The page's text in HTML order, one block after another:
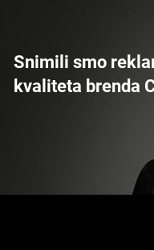
Snimili smo
kvaliteta brenda